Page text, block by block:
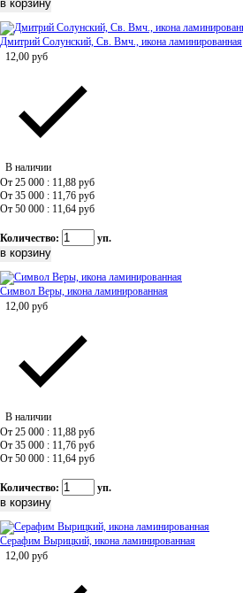
Дмитрий Солунский, Св. Вмч., икона ламинированная
12,00 руб
В наличии
От 25 000 : 11,88 руб
От 35 000 : 11,76 руб
От 50 000 : 11,64 руб
Количество: уп.
Символ Веры, икона ламинированная
12,00 руб
В наличии
От 25 000 : 11,88 руб
От 35 000 : 11,76 руб
От 50 000 : 11,64 руб
Количество: уп.
Серафим Вырицкий, икона ламинированная
12,00 руб